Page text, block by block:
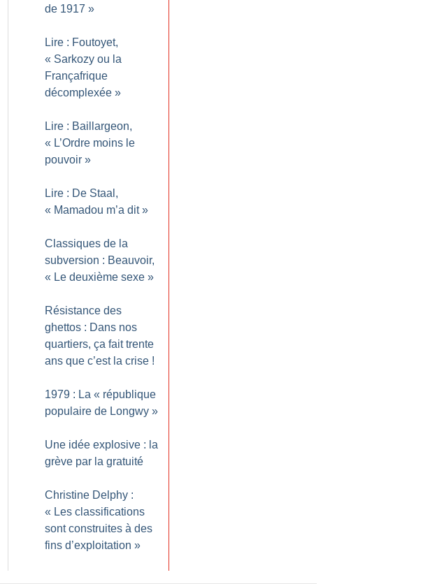
de 1917 »
Lire : Foutoyet,
« Sarkozy ou la
Françafrique
décomplexée »
Lire : Baillargeon,
« L’Ordre moins le
pouvoir »
Lire : De Staal,
« Mamadou m’a dit »
Classiques de la
subversion : Beauvoir,
« Le deuxième sexe »
Résistance des
ghettos : Dans nos
quartiers, ça fait trente
ans que c’est la crise !
1979 : La « république
populaire de Longwy »
Une idée explosive : la
grève par la gratuité
Christine Delphy :
« Les classifications
sont construites à des
fins d’exploitation »